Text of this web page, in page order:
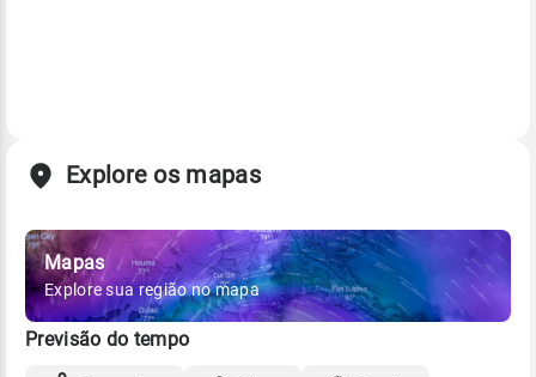
Explore os mapas
Mapas
Explore sua região no mapa
Previsão do tempo